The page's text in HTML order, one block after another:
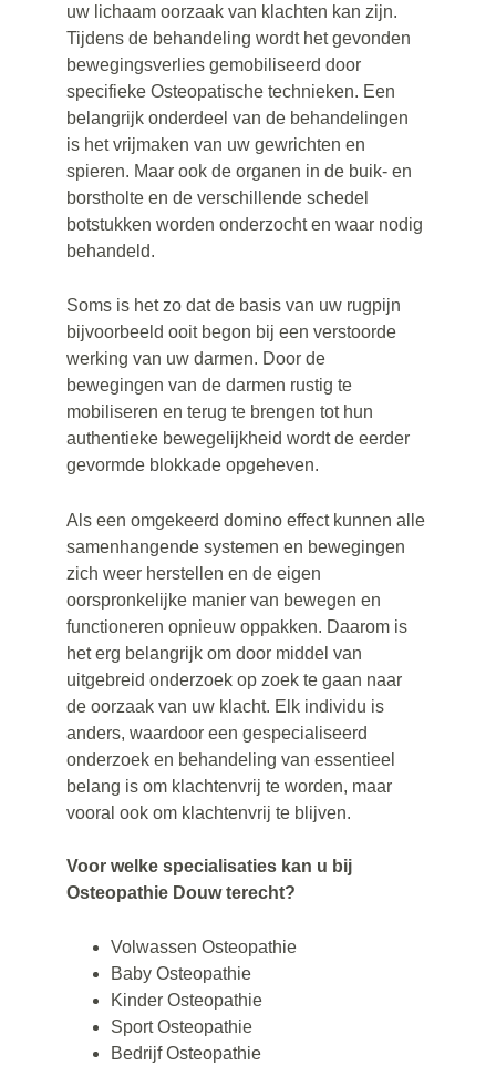
uw lichaam oorzaak van klachten kan zijn.
Tijdens de behandeling wordt het gevonden
bewegingsverlies gemobiliseerd door
specifieke Osteopatische technieken. Een
belangrijk onderdeel van de behandelingen
is het vrijmaken van uw gewrichten en
spieren. Maar ook de organen in de buik- en
borstholte en de verschillende schedel
botstukken worden onderzocht en waar nodig
behandeld.
Soms is het zo dat de basis van uw rugpijn
bijvoorbeeld ooit begon bij een verstoorde
werking van uw darmen. Door de
bewegingen van de darmen rustig te
mobiliseren en terug te brengen tot hun
authentieke bewegelijkheid wordt de eerder
gevormde blokkade opgeheven.
Als een omgekeerd domino effect kunnen alle
samenhangende systemen en bewegingen
zich weer herstellen en de eigen
oorspronkelijke manier van bewegen en
functioneren opnieuw oppakken. Daarom is
het erg belangrijk om door middel van
uitgebreid onderzoek op zoek te gaan naar
de oorzaak van uw klacht. Elk individu is
anders, waardoor een gespecialiseerd
onderzoek en behandeling van essentieel
belang is om klachtenvrij te worden, maar
vooral ook om klachtenvrij te blijven.
Voor welke specialisaties kan u bij
Osteopathie Douw terecht?
Volwassen Osteopathie
Baby Osteopathie
Kinder Osteopathie
Sport Osteopathie
Bedrijf Osteopathie